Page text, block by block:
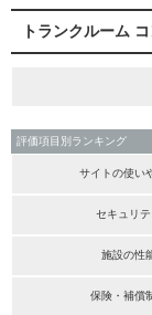
トランクルーム
評価項目別ランキング
サイトの使い
セキュリテ
施設の性
保険・補償